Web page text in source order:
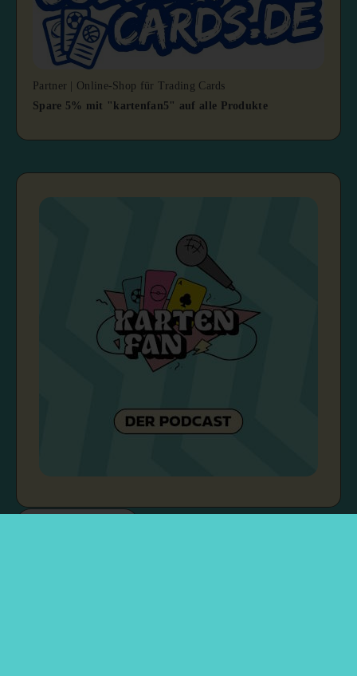
Partner | Online-Shop für Trading Cards
Spare 5% mit "kartenfan5" auf alle Produkte